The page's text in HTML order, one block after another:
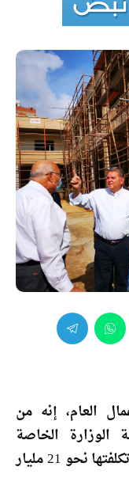
العام، إنه من
الوزارة الخاصة
بتطوير قطاع الغزل والنسيج والبالغ تكلفتها نحو 21 مليار